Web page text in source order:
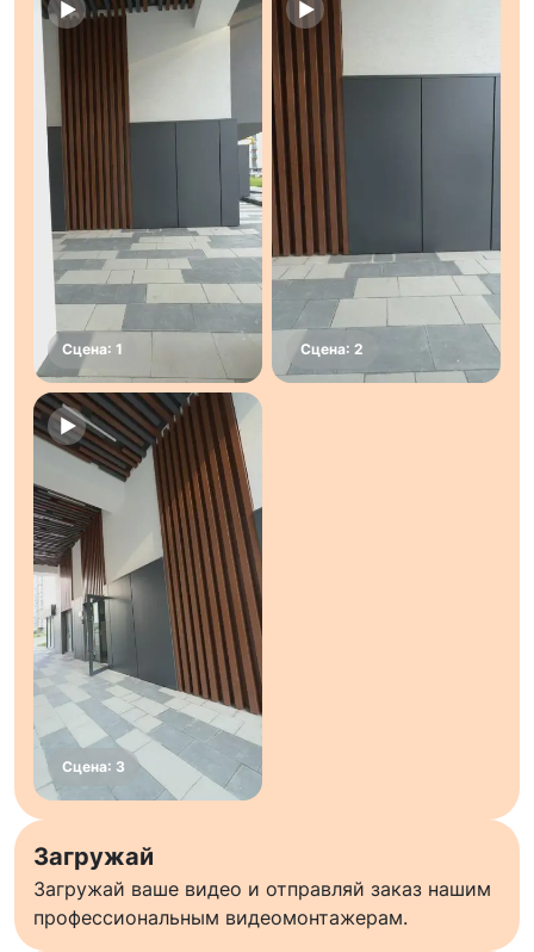
Загружай
Загружай ваше видео и отправляй заказ нашим
профессиональным видеомонтажерам.